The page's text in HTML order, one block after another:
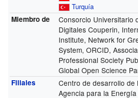
Turquía
Miembro de
Consorcio Universitario
Digitales Couperin,
Institute, Network for
System, ORCID,
Professional Society
Global Open Science
Filiales
Centro de desarrollo de
Agencia para la